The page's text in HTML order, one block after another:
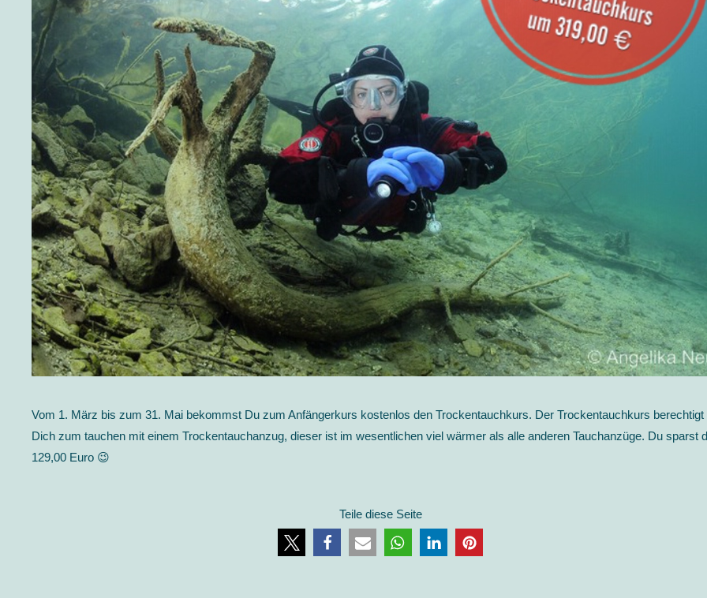
Vom 1. März bis zum 31. Mai bekommst Du zum Anfängerkurs kostenlos den Trockentauchkurs. Der Trockentauchkurs berechtigt
Dich zum tauchen mit einem Trockentauchanzug, dieser ist im wesentlichen viel wärmer als alle anderen Tauchanzüge. Du sparst
129,00 Euro 😉
Teile diese Seite